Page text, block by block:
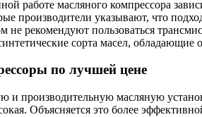
работе масляного компрессора
производители указывают, что
не рекомендуют пользоваться
сорта масел,
по лучшей цене
и производительную масляную
Объясняется это более